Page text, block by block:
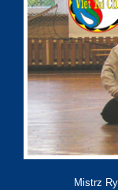
Mistrz